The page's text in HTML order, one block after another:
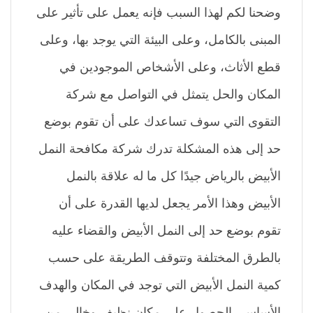
وضحنا لكم لهذا السبب فإنه يعمل على تأثير على
المبنى بالكامل، وعلى البيئة التي يوجد بها، وعلى
قطع الأثاث، وعلى الأشخاص الموجودين في
المكان والحل يتمثل في التواصل مع شركة
التقوى التي سوف تساعدك على أن تقوم بوضع
حد إلى هذه المشكلة تدرك شركة مكافحة النمل
الأبيض بالرياض جيدًا كل ما له علاقة بالنمل
الأبيض وهذا الأمر يجعل لديها القدرة على أن
تقوم بوضع حد إلى النمل الأبيض والقضاء عليه
بالطرق المختلفة وتتوقف الطريقة على حسب
كمية النمل الأبيض التي توجد في المكان والهدف